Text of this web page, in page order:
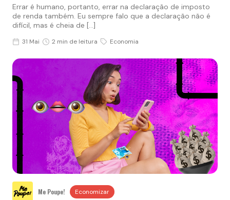
Errar é humano, portanto, errar na declaração de imposto
de renda também. Eu sempre falo que a declaração não é
difícil, mas é cheia de […]
31 Mai 2 min de leitura Economia
Me Poupe! Economizar